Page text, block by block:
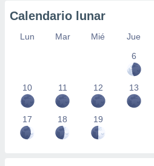
Calendario lunar
Lun Mar Mié Jue
6
10 11 12 13
17 18 19